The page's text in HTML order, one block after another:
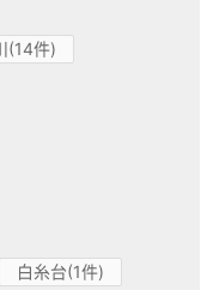
(14件)
白糸台(1件)